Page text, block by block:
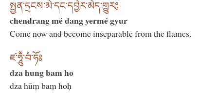
སྤྱན་དྲངས་མེ་དང་དབྱེར་མེད་གྱུར༔
chendrang mé dang yermé gyur
Come now and become inseparable from the flames.
ཛ་ཧཱུྃ་བཾ་ཧོཿ
dza hung bam ho
dza hūṃ baṃ hoḥ